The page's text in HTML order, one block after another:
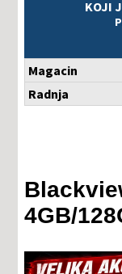
KOJI
Magacin
Radnja
4GB/